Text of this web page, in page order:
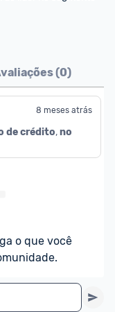
(0)
8 meses atrás
de crédito, no
o que você